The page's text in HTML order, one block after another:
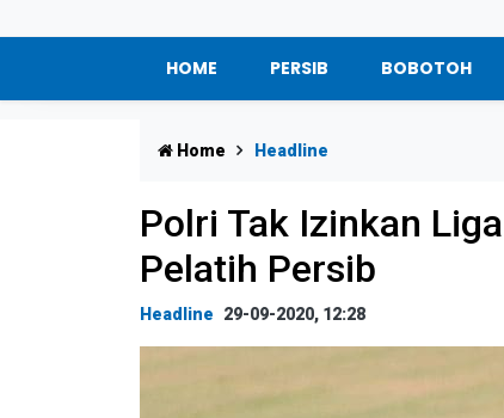
HOME PERSIB BOBOTOH
Home Headline
Polri Tak Izinkan
Pelatih Persib
Headline 29-09-2020, 12:28